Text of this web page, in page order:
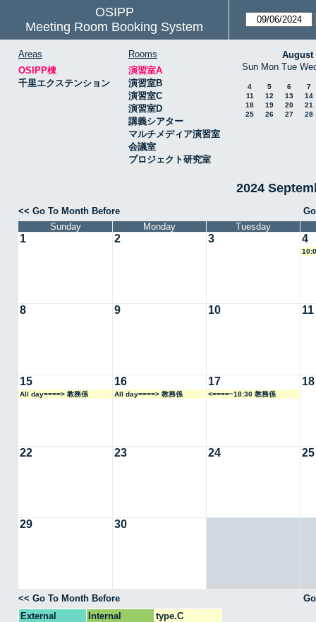
OSIPP
Meeting Room Booking System
Areas
OSIPP棟
千里エクステンション
Rooms
演習室A
演習室B
演習室C
演習室D
講義シアター
マルチメディア演習室
会議室
プロジェクト研究室
August
Sun Mon Tue
4 5 6
7
11
12 13
14
18
19 20
21
25
26 27 28
2024
<< Go To Month Before
Sunday
Monday Tuesday
1 2 3 4
8 9 10 11
15
All day====> 教務係
16
All day====> 教務係
17
<====~18:30 教務係
18
22 23 24 25
29 30
<< Go To Month Before
External
Internal type.C